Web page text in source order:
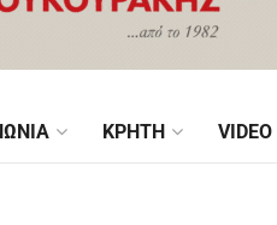
ΚΡΉΤΗ VIDEO